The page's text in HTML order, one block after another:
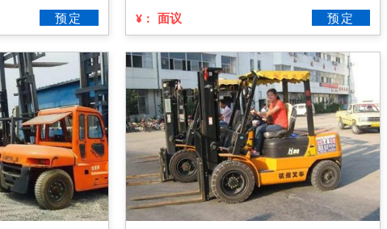
预定 ¥： 面议 预定